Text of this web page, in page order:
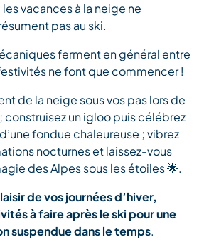
les vacances à la neige ne
pas au ski.
ferment en général entre
ne font que commencer !
de la neige sous vos pas lors de
construisez un igloo puis célébrez
fondue chaleureuse ; vibrez
nocturnes et laissez-vous
des Alpes sous les étoiles🌟.
de vos journées d’hiver,
à faire après le ski pour une
suspendue dans le temps.